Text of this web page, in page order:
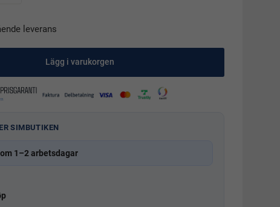
leverans
Lägg i varukorgen
SIMBUTIKEN
1–2 arbetsdagar